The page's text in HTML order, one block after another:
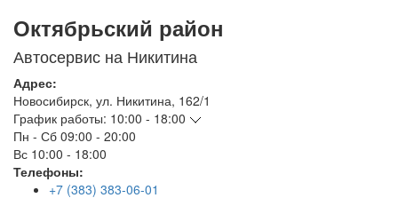
Октябрьский район
Автосервис на Никитина
Адрес:
Новосибирск, ул. Никитина, 162/1
График работы: 10:00 - 18:00
Пн - Сб 09:00 - 20:00
Вс 10:00 - 18:00
Телефоны:
+7 (383) 383-06-01